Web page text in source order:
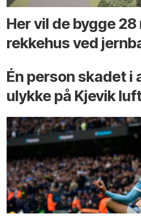
Her vil de bygge 28
rekkehus ved
Én person skadet
ulykke på Kjevik